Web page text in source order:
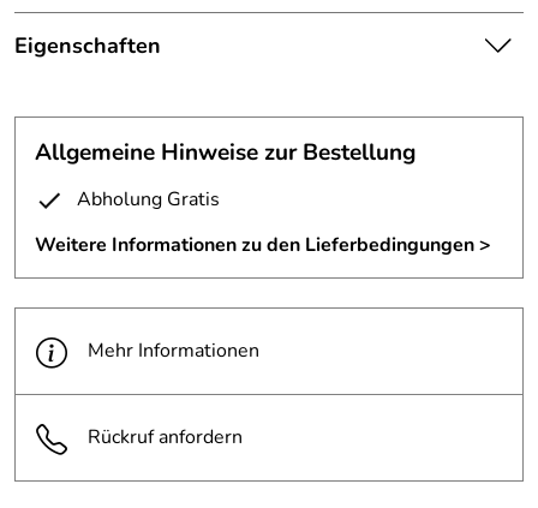
Hausnummer"6", Edelstahl , geschliffen
3 mm Edelstahl Blech mit Abstandhaltern zur
Sie können die Schrifttype und die Schrifthöhe frei wählen.
Eigenschaften
Befestigung:
Rückseitig Abstandshalter zur
Wandbefestigung
Fertigungsverfa
hren:
gelasert
Material:
Edelstahl
Oberfläche:
Handgeschliffen
Schrift:
frei wählbar
Allgemeine Hinweise zur Bestellung
Abholung Gratis
Weitere Informationen zu den Lieferbedingungen >
Mehr Informationen
Rückruf anfordern